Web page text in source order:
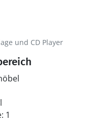
und CD Player
1